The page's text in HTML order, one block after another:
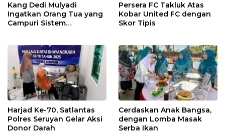
Kang Dedi Mulyadi
Ingatkan Orang Tua yang
Campuri Sistem
Etika Hukum Pendidikan
Persera FC Takluk Atas
Kobar United FC dengan
Skor Tipis
Harjad Ke-70, Satlantas
Polres Seruyan Gelar Aksi
Donor Darah
Cerdaskan Anak Bangsa,
dengan Lomba Masak
Serba Ikan